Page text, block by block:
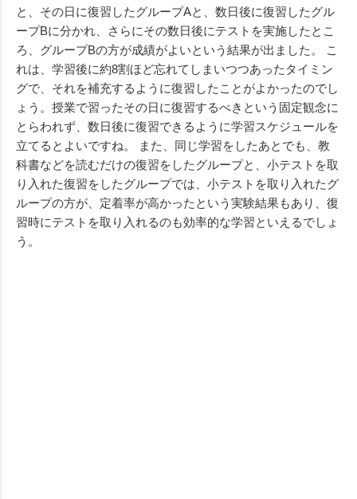
と、その日に復習したグループAと、数日後に復習したグル
ープBに分かれ、さらにその数日後にテストを実施したとこ
ろ、グループBの方が成績がよいという結果が出ました。 こ
れは、学習後に約8割ほど忘れてしまいつつあったタイミン
グで、それを補充するように復習したことがよかったのでし
ょう。授業で習ったその日に復習するべきという固定観念に
とらわれず、数日後に復習できるように学習スケジュールを
立てるとよいですね。 また、同じ学習をしたあとでも、教
科書などを読むだけの復習をしたグループと、小テストを取
り入れた復習をしたグループでは、小テストを取り入れたグ
ループの方が、定着率が高かったという実験結果もあり、復
習時にテストを取り入れるのも効率的な学習といえるでしょ
う。